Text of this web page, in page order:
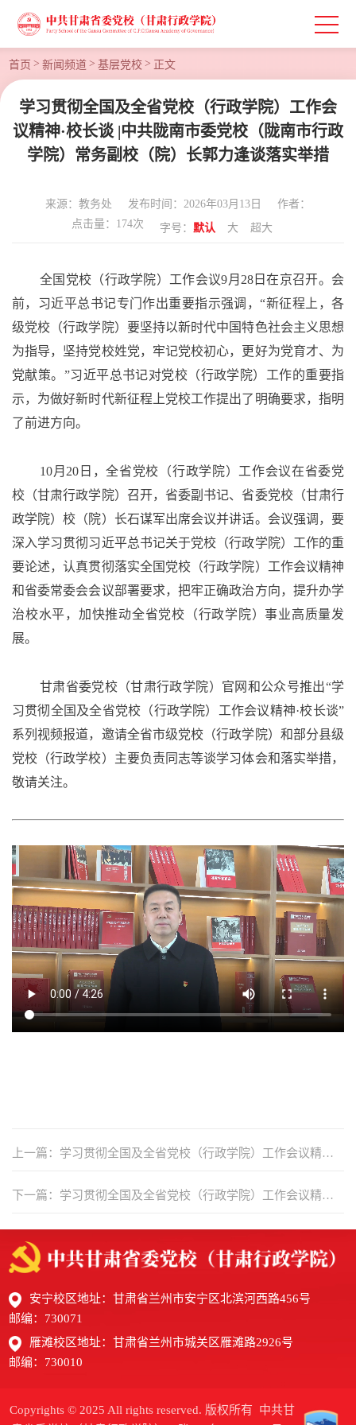
首页 > 新闻频道 > 基层党校 > 正文
学习贯彻全国及全省党校（行政学院）工作会
议精神·校长谈 |中共陇南市委党校（陇南市行政
学院）常务副校（院）长郭力逢谈落实举措
来源：教务处 发布时间：2026年03月13日
作者：
点击量： 174次 字号： 默认 大 超大
全国党校（行政学院）工作会议9月28日在京召开。会
前，习近平总书记专门作出重要指示强调，“新征程上，各
级党校（行政学院）要坚持以新时代中国特色社会主义思想
为指导，坚持党校姓党，牢记党校初心，更好为党育才、为
党献策。”习近平总书记对党校（行政学院）工作的重要指
示，为做好新时代新征程上党校工作提出了明确要求，指明
了前进方向。
10月20日，全省党校（行政学院）工作会议在省委党
校（甘肃行政学院）召开，省委副书记、省委党校（甘肃行
政学院）校（院）长石谋军出席会议并讲话。会议强调，要
深入学习贯彻习近平总书记关于党校（行政学院）工作的重
要论述，认真贯彻落实全国党校（行政学院）工作会议精神
和省委常委会会议部署要求，把牢正确政治方向，提升办学
治校水平，加快推动全省党校（行政学院）事业高质量发
展。
甘肃省委党校（甘肃行政学院）官网和公众号推出“学
习贯彻全国及全省党校（行政学院）工作会议精神·校长谈”
系列视频报道，邀请全省市级党校（行政学院）和部分县级
党校（行政学校）主要负责同志等谈学习体会和落实举措，
敬请关注。
上一篇：学习贯彻全国及全省党校（行政学院）工作会议精神·
茂谈落实举措
下一篇：学习贯彻全国及全省党校（行政学院）工作会议精神·
落实举措
安宁校区地址：甘肃省兰州市安宁区北滨河西路456号
邮编：730071
雁滩校区地址：甘肃省兰州市城关区雁滩路2926号
邮编：730010
Copyrights © 2025 All rights reserved. 版权所有 中共甘